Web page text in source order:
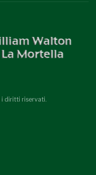
i diritti riservati.